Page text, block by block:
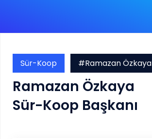
Sür-Koop #Ramazan Özkaya
Ramazan Özkaya
Sür-Koop Başkanı